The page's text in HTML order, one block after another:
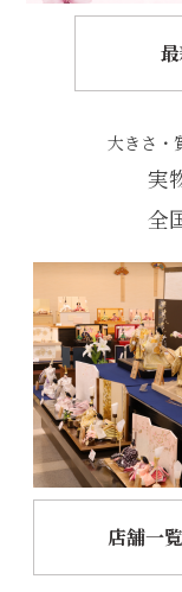
大きさ・
実
全
店舗一覧